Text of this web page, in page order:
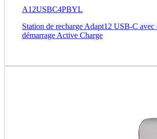
A12USBC4PBYL
Station de recharge Adapt12 USB-C avec
démarrage Active Charge